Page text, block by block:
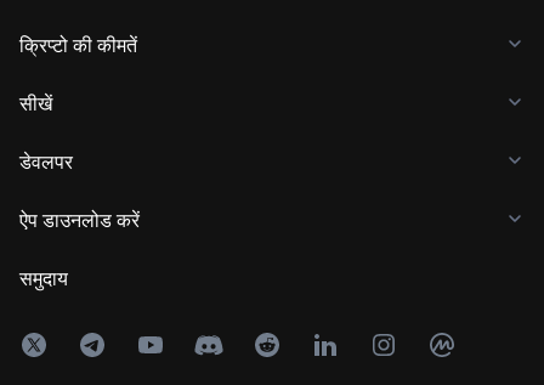
क्रिप्टो की कीमतें
सीखें
डेवलपर
ऐप डाउनलोड करें
समुदाय